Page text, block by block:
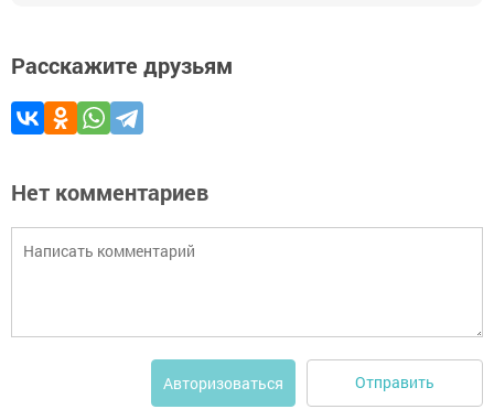
Расскажите друзьям
Нет комментариев
Авторизоваться Отправить